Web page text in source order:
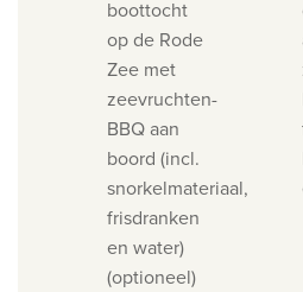
boottocht
op de Rode
Zee met
zeevruchten-
BBQ aan
boord (incl.
snorkelmateriaal,
frisdranken
en water)
(optioneel)